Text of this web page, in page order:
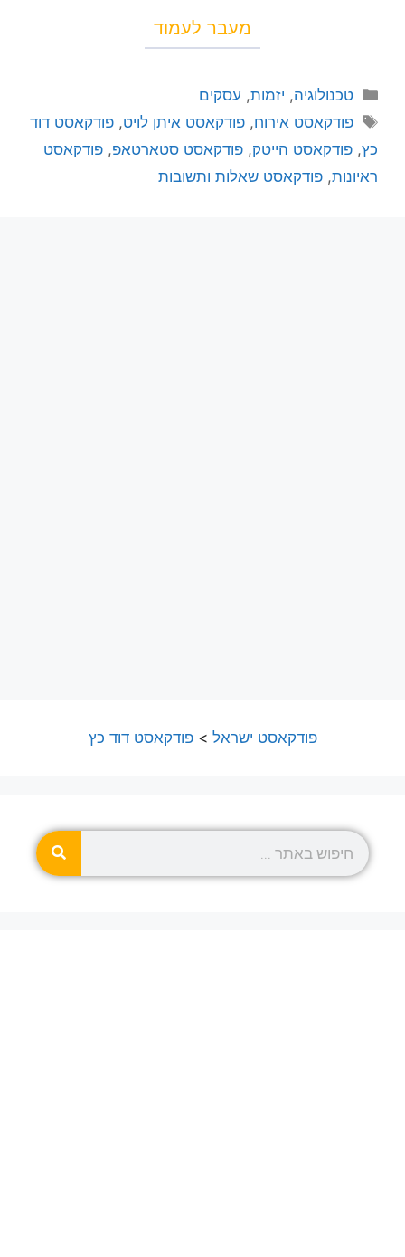
מעבר לעמוד
טכנולוגיה, יזמות, עסקים
פודקאסט אירוח,פודקאסט איתן לויט,פודקאסט דוד
כץ, פודקאסט הייטק, פודקאסט סטארטאפ, פודקאסט
ראיונות, פודקאסט שאלות ותשובות
פודקאסט ישראל >פודקאסט דוד כץ